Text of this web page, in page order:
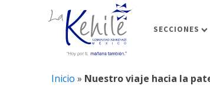
SECCIONES
Inicio » Nuestro viaje hacia la